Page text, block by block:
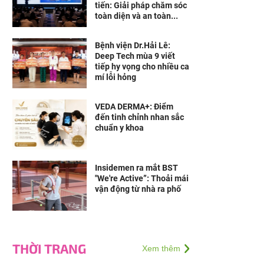
tiến: Giải pháp chăm sóc
toàn diện và an toàn...
Bệnh viện Dr.Hải Lê:
Deep Tech mùa 9 viết
tiếp hy vọng cho nhiều ca
mí lỗi hỏng
VEDA DERMA+: Điểm
đến tinh chỉnh nhan sắc
chuẩn y khoa
Insidemen ra mắt BST
"We're Active”: Thoải mái
vận động từ nhà ra phố
THỜI TRANG Xem thêm